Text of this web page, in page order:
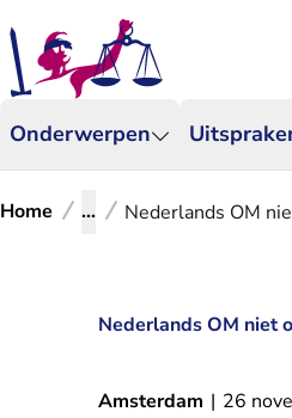
Onderwerpen
Home ... Nederlands OM
Nederlands OM niet
Amsterdam | 26